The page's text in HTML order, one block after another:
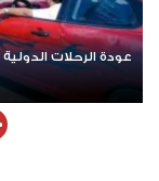
عودة الرحلات